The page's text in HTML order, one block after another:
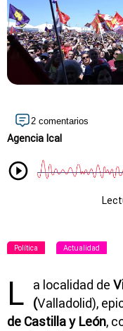
2 comentarios
Agencia Ical
Política Actualidad
L a localidad de
(Valladolid),
de Castilla y León,